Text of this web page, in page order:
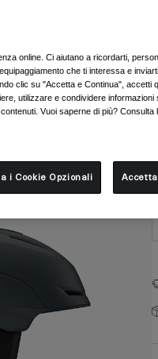
online. Ci aiutano a ricordarti,
che ti interessa e
clic su "Accetta e Continua", accetti
utilizzare e condividere informazioni
Vuoi saperne di più? Consulta
i Cookie Opzionali